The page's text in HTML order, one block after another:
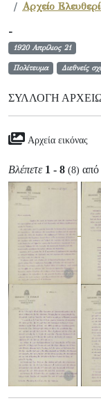
Αρχείο
-
1920 Απρίλιος 21
Πολίτευμα Διεθνείς
ΣΥΛΛΟΓΉ
Αρχεία εικόνας
Βλέπετε 1 - 8 (8) από